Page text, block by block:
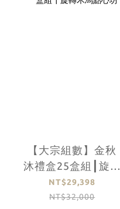
【大宗組數】金秋
沐禮盒25盒組┃旋轉
木馬點心坊
NT$29,398
NT$32,000